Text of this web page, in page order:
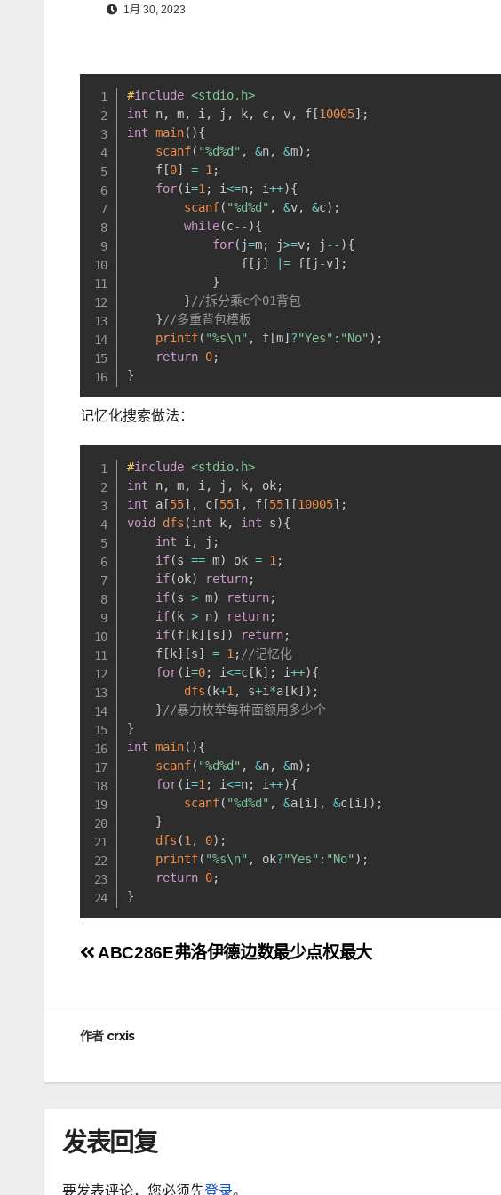
1月 30, 2023
#include <stdio.h>
int n, m, i, j , k, c, v, f [10005] ;
int main( ){
scanf( "%d%d" , &n, &m) ;
    f
[0] = 1;
for(i=1; i<=n; i++){
scanf( "%d%d" , &v, &c) ;
while(c-- ){
for( j=m; j>=v; j -- ){
                f
[ j ] |= f [ j -v] ;
}
}//拆分乘c个01背包
}//多重背包模板
printf( "%s\n" , f [m] ?"Yes" : "No" ) ;
return 0;
}
记忆化搜索做法：
#include <stdio.h>
int n, m, i, j , k, ok;
int a [55] , c [55] , f [55] [10005] ;
void
dfs (int k, int s){
int i, j ;
if(s == m) ok = 1;
if(ok) return;
if(s > m) return;
if( k > n) return;
if(f [ k] [s] ) return;
    f
[ k] [s] = 1; //记忆化
for(i=0; i<=c [ k] ; i++){
dfs ( k+1, s+i*a [ k] ) ;
}//暴力枚举每种面额用多少个
}
int main( ){
scanf( "%d%d" , &n, &m) ;
for(i=1; i<=n; i++){
scanf( "%d%d" , &a [i] , &c [i] ) ;
}
dfs (1, 0) ;
printf( "%s\n" , ok?"Yes" : "No" ) ;
return 0;
}
文
导
ABC286E弗洛伊德边数最少点权最大
作者 crxis
发表回复
要发表评论，您必须先登录。